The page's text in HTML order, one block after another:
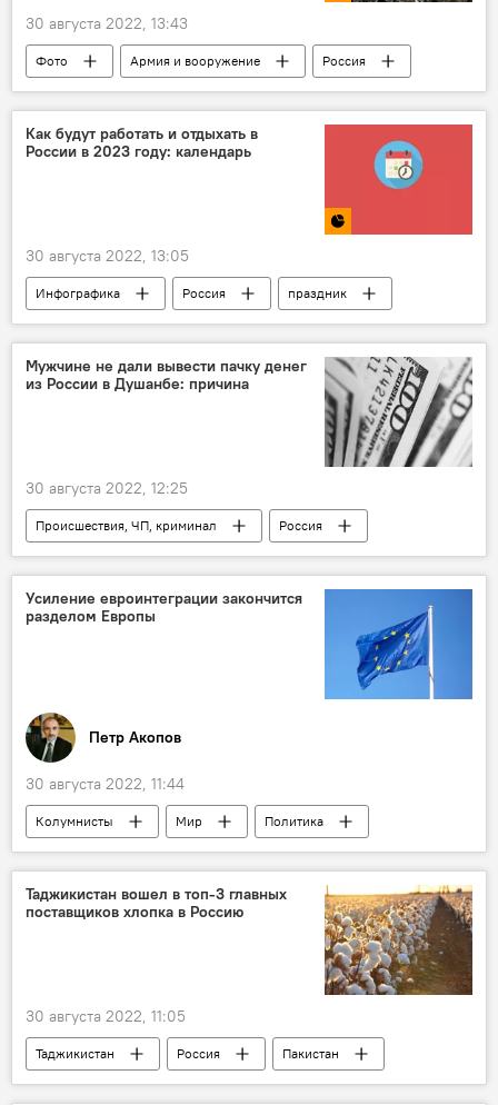
30 августа 2022, 13:43
Фото Армия и вооружение
Россия
военные учения
Как будут работать и отдыхать в
России в 2023 году: календарь
30 августа 2022, 13:05
Инфографика Россия
праздник
выходные
Общество
Какой сегодня праздник: календарь важных дат 2026
Новый год
Мужчине не дали вывести пачку денег
из России в Душанбе: причина
30 августа 2022, 12:25
Происшествия, ЧП, криминал
Россия
Челябинск
Усиление евроинтеграции закончится
разделом Европы
Петр Акопов
30 августа 2022, 11:44
Колумнисты Мир
Политика
Аналитика
Россия
Таджикистан вошел в топ-3 главных
поставщиков хлопка в Россию
30 августа 2022, 11:05
Таджикистан Россия
Пакистан
Экономика
хлопок